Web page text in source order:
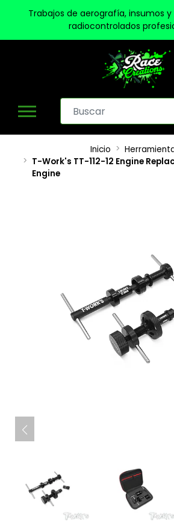
Trabajos de aerografía, insumos
radiocontrolados
Inicio
T-Work's TT-112-12 Engine
Engine